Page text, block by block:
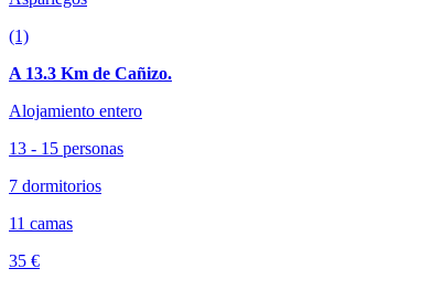
(1)
A 13.3 Km de Cañizo.
Alojamiento entero
13 - 15 personas
7 dormitorios
11 camas
35 €